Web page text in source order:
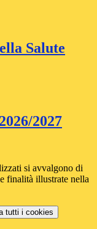
Salute
2027
si avvalgono di
finalità illustrate nella
tutti i cookies